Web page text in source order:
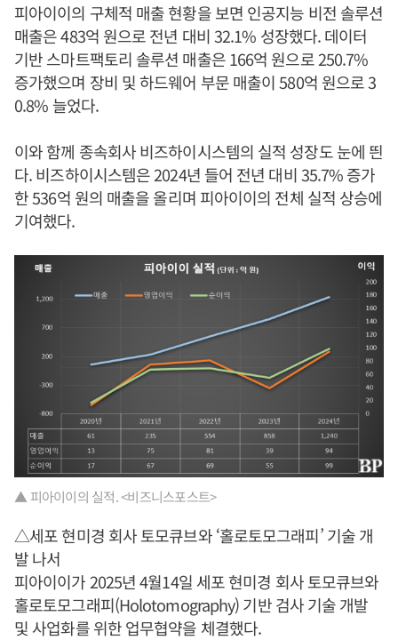
피아이이의 구체적 매출 현황을 보면 인공지능 비전 솔루션
매출은 483억 원으로 전년 대비 32.1% 성장했다. 데이터
기반 스마트팩토리 솔루션 매출은 166억 원으로 250.7%
증가했으며 장비 및 하드웨어 부문 매출이 580억 원으로 3
0.8% 늘었다.
이와 함께 종속회사 비즈하이시스템의 실적 성장도 눈에 띈
다. 비즈하이시스템은 2024년 들어 전년 대비 35.7% 증가
한 536억 원의 매출을 올리며 피아이이의 전체 실적 상승에
기여했다.
▲ 피아이이의 실적. <비즈니스포스트>
△세포 현미경 회사 토모큐브와 ‘홀로토모그래피’ 기술 개
발 나서
피아이이가 2025년 4월14일 세포 현미경 회사 토모큐브와
홀로토모그래피(Holotomography) 기반 검사 기술 개발
및 사업화를 위한 업무협약을 체결했다.